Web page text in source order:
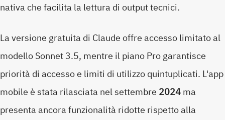
nativa che facilita la lettura di output tecnici.
La versione gratuita di Claude offre accesso limitato al
modello Sonnet 3.5, mentre il piano Pro garantisce
priorità di accesso e limiti di utilizzo quintuplicati. L'app
mobile è stata rilasciata nel settembre 2024ma
presenta ancora funzionalità ridotte rispetto alla